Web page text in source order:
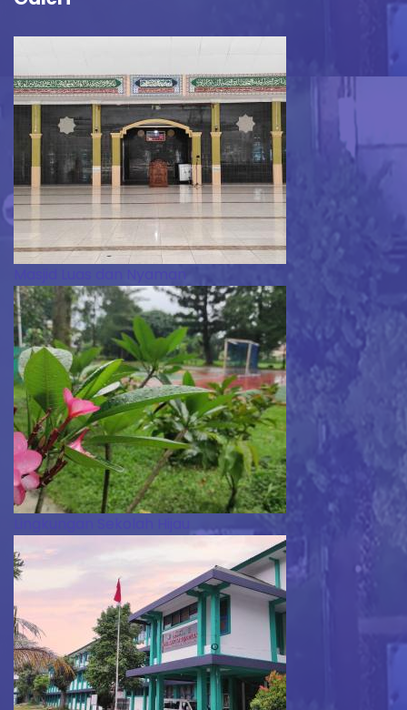
Masjid Luas dan Nyaman
Lingkungan Sekolah Hijau